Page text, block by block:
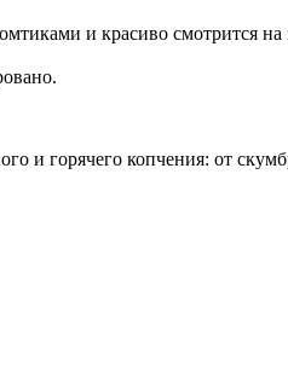
и красиво смотрится на
горячего копчения: от